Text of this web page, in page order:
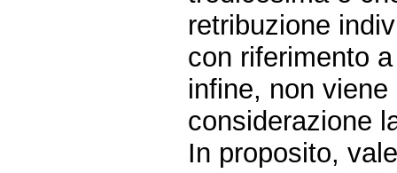
retribuzione
con riferimento
infine, non
considerazione
In proposito,